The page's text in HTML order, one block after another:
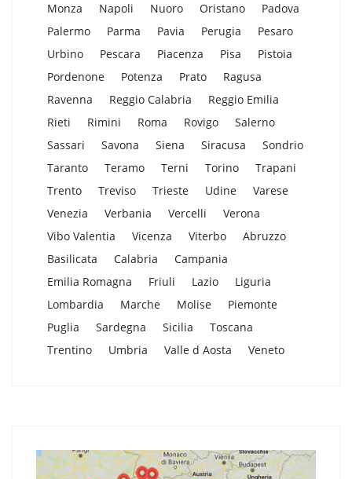
Monza
Napoli Nuoro Oristano
Padova
Palermo
Parma Pavia Perugia
Pesaro
Urbino
Pescara Piacenza Pisa
Pistoia
Pordenone
Potenza Prato
Ragusa
Ravenna
Reggio Calabria
Reggio Emilia
Rieti
Rimini Roma Rovigo
Salerno
Sassari
Savona Siena Siracusa
Sondrio
Taranto
Teramo Terni Torino
Trapani
Trento
Treviso Trieste Udine
Varese
Venezia
Verbania Vercelli
Verona
Vibo Valentia
Vicenza Viterbo
Abruzzo
Basilicata
Calabria
Campania
Emilia Romagna
Friuli Lazio
Liguria
Lombardia
Marche Molise
Piemonte
Puglia
Sardegna Sicilia
Toscana
Trentino
Umbria Valle d Aosta Veneto